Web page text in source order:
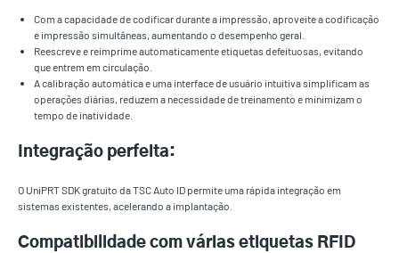
Com a capacidade de codificar durante a impressão, aproveite a codificação
e impressão simultâneas, aumentando o desempenho geral.
Reescreve e reimprime automaticamente etiquetas defeituosas, evitando
que entrem em circulação.
A calibração automática e uma interface de usuário intuitiva simplificam as
operações diárias, reduzem a necessidade de treinamento e minimizam o
tempo de inatividade.
Integração perfeita:
O UniPRT SDK gratuito da TSC Auto ID permite uma rápida integração em
sistemas existentes, acelerando a implantação.
Compatibilidade com várias etiquetas RFID